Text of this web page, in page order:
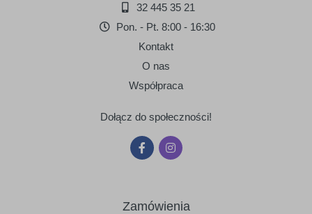
32 445 35 21
Pon. - Pt. 8:00 - 16:30
Kontakt
O nas
Współpraca
Dołącz do społeczności!
Zamówienia